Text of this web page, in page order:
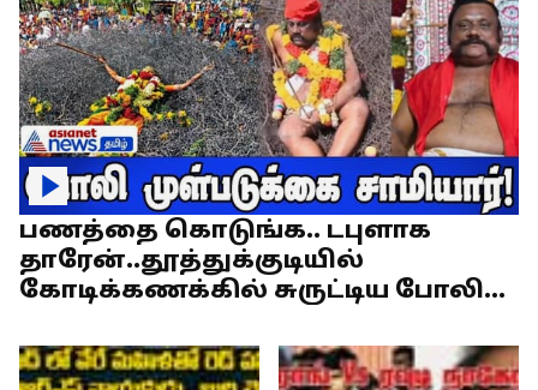
பணத்தை கொடுங்க.. டபுளாக
தாரேன்..தூத்துக்குடியில்
கோடிக்கணக்கில் சுருட்டிய போலி